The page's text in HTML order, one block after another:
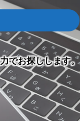
でお探しします。